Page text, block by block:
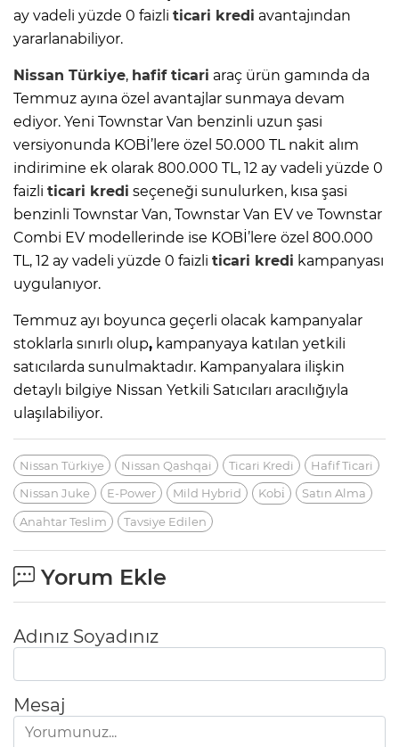
ay vadeli yüzde 0 faizli ticari kredi avantajından
yararlanabiliyor.
Nissan Türkiye, hafif ticari araç ürün gamında da
Temmuz ayına özel avantajlar sunmaya devam
ediyor. Yeni Townstar Van benzinli uzun şasi
versiyonunda KOBİ’lere özel 50.000 TL nakit alım
indirimine ek olarak 800.000 TL, 12 ay vadeli yüzde 0
faizli ticari kredi seçeneği sunulurken, kısa şasi
benzinli Townstar Van, Townstar Van EV ve Townstar
Combi EV modellerinde ise KOBİ’lere özel 800.000
TL, 12 ay vadeli yüzde 0 faizli ticari kredi kampanyası
uygulanıyor.
Temmuz ayı boyunca geçerli olacak kampanyalar
stoklarla sınırlı olup, kampanyaya katılan yetkili
satıcılarda sunulmaktadır. Kampanyalara ilişkin
detaylı bilgiye Nissan Yetkili Satıcıları aracılığıyla
ulaşılabiliyor.
Nissan Türkiye Nissan Qashqai Ticari Kredi
Hafif Ticari
Nissan Juke
E-Power Mild Hybrid Kobi̇
Satın Alma
Anahtar Teslim
Tavsiye Edilen
Yorum Ekle
Adınız Soyadınız
Mesaj